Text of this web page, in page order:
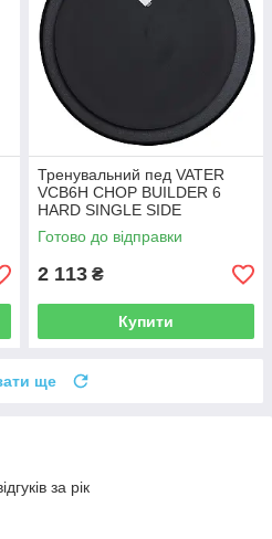
Тренувальний пед VATER
VCB6H CHOP BUILDER 6
HARD SINGLE SIDE
Готово до відправки
2 113 ₴
Купити
ще
за рік